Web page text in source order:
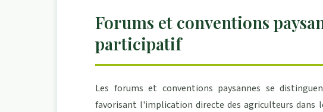
Forums et conventions
participatif
Les forums et conventions paysannes se
favorisant l'implication directe des agriculteurs dans